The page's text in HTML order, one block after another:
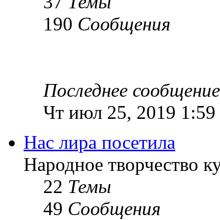
190 Сообщения
Последнее сообщение
Чт июл 25, 2019 1:59
Нас лира посетила
Народное творчество
22 Темы
49 Сообщения